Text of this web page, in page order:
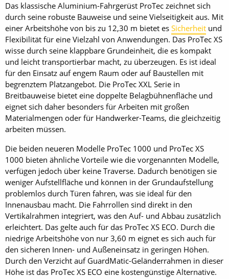
Das klassische Aluminium-Fahrgerüst ProTec zeichnet sich
durch seine robuste Bauweise und seine Vielseitigkeit aus. Mit
einer Arbeitshöhe von bis zu 12,30 m bietet es Sicherheit und
Flexibilität für eine Vielzahl von Anwendungen. Das ProTec XS
wisse durch seine klappbare Grundeinheit, die es kompakt
und leicht transportierbar macht, zu überzeugen. Es ist ideal
für den Einsatz auf engem Raum oder auf Baustellen mit
begrenztem Platzangebot. Die ProTec XXL Serie in
Breitbauweise bietet eine doppelte Belagbühnenfläche und
eignet sich daher besonders für Arbeiten mit großen
Materialmengen oder für Handwerker-Teams, die gleichzeitig
arbeiten müssen.
Die beiden neueren Modelle ProTec 1000 und ProTec XS
1000 bieten ähnliche Vorteile wie die vorgenannten Modelle,
verfügen jedoch über keine Traverse. Dadurch benötigen sie
weniger Aufstellfläche und können in der Grundaufstellung
problemlos durch Türen fahren, was sie ideal für den
Innenausbau macht. Die Fahrrollen sind direkt in den
Vertikalrahmen integriert, was den Auf- und Abbau zusätzlich
erleichtert. Das gelte auch für das ProTec XS ECO. Durch die
niedrige Arbeitshöhe von nur 3,60 m eignet es sich auch für
den sicheren Innen- und Außeneinsatz in geringen Höhen.
Durch den Verzicht auf GuardMatic-Geländerrahmen in dieser
Höhe ist das ProTec XS ECO eine kostengünstige Alternative.